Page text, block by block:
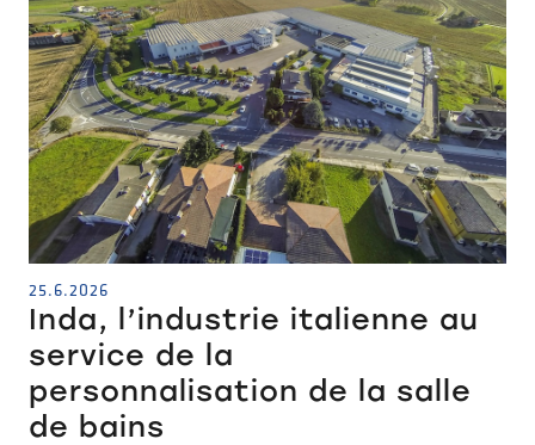
25.6.2026
Inda, l’industrie italienne au
service de la
personnalisation de la salle
de bains